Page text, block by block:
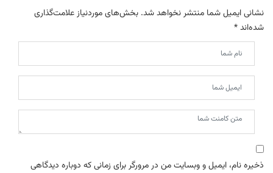
نشانی ایمیل شما منتشر نخواهد شد. بخش‌های موردنیاز علامت‌گذاری
شده‌اند*
ذخیره نام، ایمیل و وبسایت من در مرورگر برای زمانی که دوباره دیدگاهی